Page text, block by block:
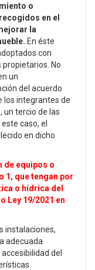
o
en el
la
En éste
con
No
un
del acuerdo
los integrantes de
un tercio de las
caso, el
en dicho
de equipos o
1, que tengan por
o hídrica del
Ley 19/2021 en
instalaciones,
adecuada
del